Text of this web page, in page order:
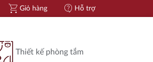
shopping_cart Giỏ hàng contact_support Hỗ trợ
Thiết kế phòng tắm